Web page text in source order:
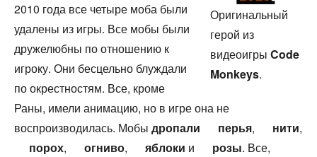
Оригинальный
герой из
видеоигры Code
Monkeys.
2010 года все четыре моба были
удалены из игры. Все мобы были
дружелюбны по отношению к
игроку. Они бесцельно блуждали
по окрестностям. Все, кроме
Раны, имели анимацию, но в игре она не
воспроизводилась. Мобы дропали перья, нити,
порох, огниво, яблоки и розы. Все,